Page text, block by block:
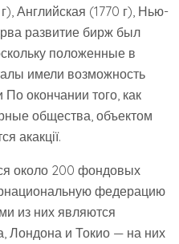
Английская (1770 г), Нью-
развитие бирж был
положенные в
имели возможность
окончании того, как
общества, объектом
акакції.
около 200 фондовых
федерацию
из них являются
и Токио — на них